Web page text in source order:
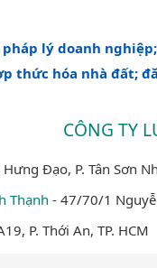
pháp lý doanh
thức hóa nhà đất;
CÔNG TY
Đạo, P. Tân Sơn
Thạnh - 47/70/1
P. Thới An, TP. HCM